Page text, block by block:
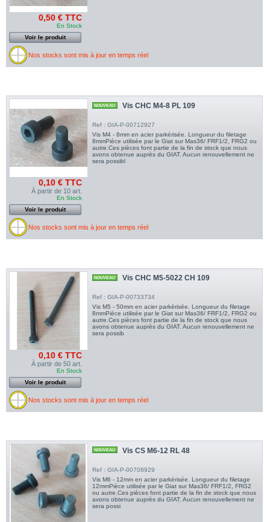
0,50 € TTC
En Stock
Voir le produit
Nos stocks sont mis à jour en temps réel
NOUVEAU Vis CHC M4-8 PL 109
Ref : GIA-P-00712927
Vis M4 - 8mm en acier parkérisée. Longueur du filetage
8mmPièce utilisée par le Giat sur Mas36/ FRF1/2, FRG2 ou
autre.Ces pièces font partie de la fin de stock que nous
avons obtenue auprès du GIAT. Aucun renouvellement ne
sera possibl
0,10 € TTC
À partir de 10 art.
En Stock
Voir le produit
Nos stocks sont mis à jour en temps réel
NOUVEAU Vis CHC M5-5022 CH 109
Ref : GIA-P-00733734
Vis M5 - 50mm en acier parkérisée. Longueur du filetage
8mmPièce utilisée par le Giat sur Mas36/ FRF1/2, FRG2 ou
autre.Ces pièces font partie de la fin de stock que nous
avons obtenue auprès du GIAT. Aucun renouvellement ne
sera possib
0,10 € TTC
À partir de 50 art.
En Stock
Voir le produit
Nos stocks sont mis à jour en temps réel
NOUVEAU Vis CS M6-12 RL 48
Ref : GIA-P-00708929
Vis M6 - 12mm en acier parkérisée. Longueur du filetage
12mmPièce utilisée par le Giat sur Mas36/ FRF1/2, FRG2
ou autre.Ces pièces font partie de la fin de stock que nous
avons obtenue auprès du GIAT. Aucun renouvellement ne
sera possi